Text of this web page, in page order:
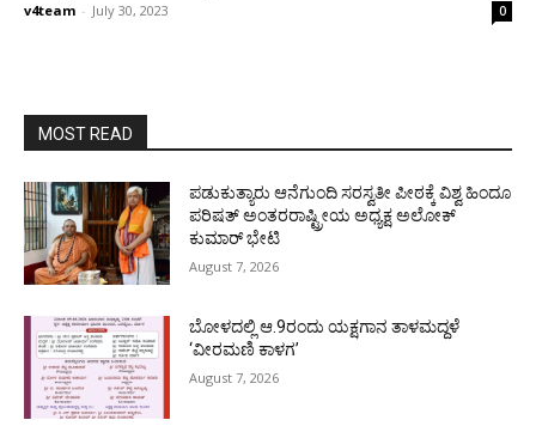
v4team - July 30, 2023 0
MOST READ
ಪಡುಕುತ್ಯಾರು ಆನೆಗುಂದಿ ಸರಸ್ವತೀ ಪೀಠಕ್ಕೆ ವಿಶ್ವ ಹಿಂದೂ
ಪರಿಷತ್ ಅಂತರರಾಷ್ಟ್ರೀಯ ಅಧ್ಯಕ್ಷ ಅಲೋಕ್
ಕುಮಾರ್ ಭೇಟಿ
August 7, 2026
ಬೋಳದಲ್ಲಿ ಆ.9ರಂದು ಯಕ್ಷಗಾನ ತಾಳಮದ್ದಳೆ
‘ವೀರಮಣಿ ಕಾಳಗ’
August 7, 2026